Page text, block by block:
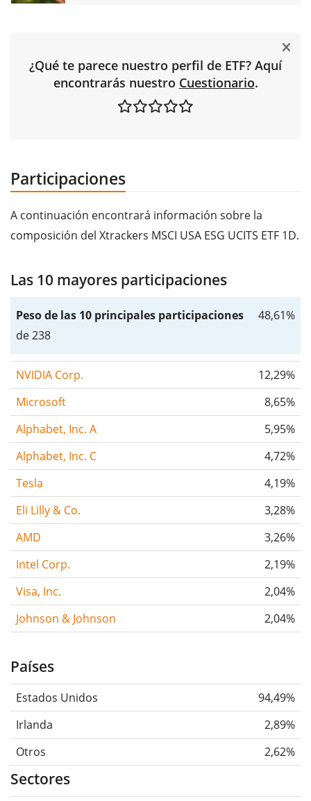
¿Qué te parece nuestro perfil de ETF? Aquí
encontrarás nuestro Cuestionario.
Participaciones
A continuación encontrará información sobre la
composición del Xtrackers MSCI USA ESG UCITS ETF 1D.
Las 10 mayores participaciones
Peso de las 10 principales participaciones
de 238
48,61%
NVIDIA Corp.
12,29%
Microsoft
8,65%
Alphabet, Inc. A
5,95%
Alphabet, Inc. C
4,72%
Tesla
4,19%
Eli Lilly & Co.
3,28%
AMD
3,26%
Intel Corp.
2,19%
Visa, Inc.
2,04%
Johnson & Johnson
2,04%
Países
Estados Unidos
94,49%
Irlanda
2,89%
Otros
2,62%
Sectores